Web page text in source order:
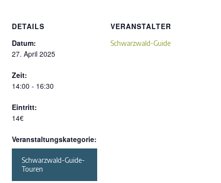
DETAILS
Datum:
27. April 2025
Zeit:
14:00 - 16:30
Eintritt:
14€
Veranstaltungskategorie:
Schwarzwald-Guide-
Touren
VERANSTALTER
Schwarzwald-Guide